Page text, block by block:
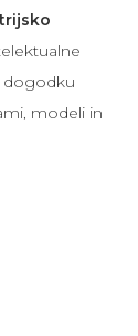
dogodku
modeli in